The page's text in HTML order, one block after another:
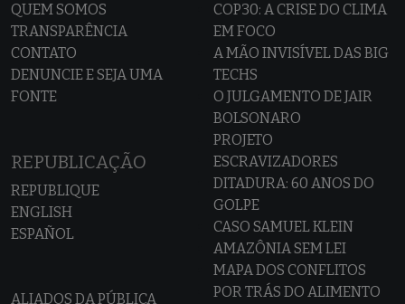
QUEM SOMOS
TRANSPARÊNCIA
CONTATO
DENUNCIE E SEJA UMA
FONTE
REPUBLICAÇÃO
REPUBLIQUE
ENGLISH
ESPAÑOL
ALIADOS DA PÚBLICA
COP30: A CRISE DO CLIMA
EM FOCO
A MÃO INVISÍVEL DAS BIG
TECHS
O JULGAMENTO DE JAIR
BOLSONARO
PROJETO
ESCRAVIZADORES
DITADURA: 60 ANOS DO
GOLPE
CASO SAMUEL KLEIN
AMAZÔNIA SEM LEI
MAPA DOS CONFLITOS
POR TRÁS DO ALIMENTO